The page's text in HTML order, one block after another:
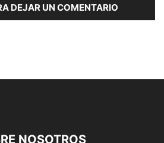
DEJAR UN COMENTARIO
NOSOTROS